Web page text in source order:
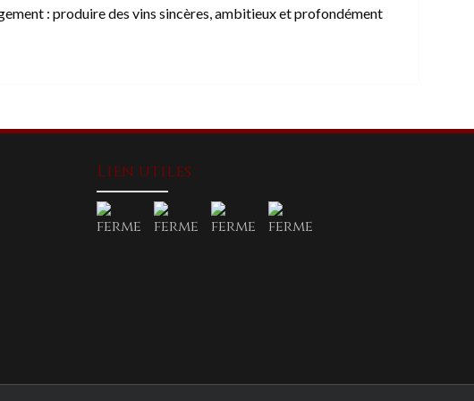
: produire des vins sincères, ambitieux et profondément
Lien utiles :